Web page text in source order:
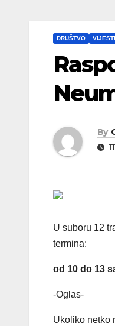
DRUŠTVO VIJESTI
By
U suboru 12
termina:
od 10 do 13
-Oglas-
Ukoliko netko